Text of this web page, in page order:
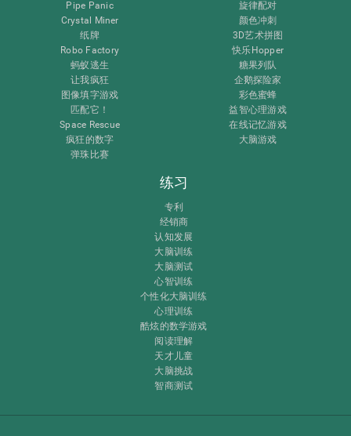
Pipe Panic
Crystal Miner
纸牌
Robo Factory
蚂蚁逃生
让我疯狂
图像填字游戏
匹配它！
Space Rescue
疯狂的数字
弹珠比赛
旋律配对
颜色冲刺
3D艺术拼图
快乐Hopper
糖果列队
企鹅探险家
彩色蜜蜂
益智心理游戏
在线记忆游戏
大脑游戏
练习
专利
经销商
认知发展
大脑训练
大脑测试
心智训练
个性化大脑训练
心理训练
酷炫的数学游戏
阅读理解
天才儿童
大脑挑战
智商测试